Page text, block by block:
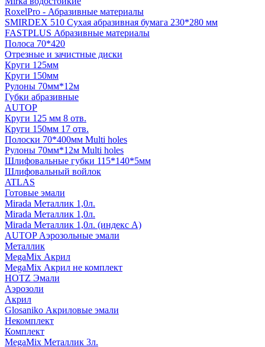
RoxelPro - Абразивные материалы
SMIRDEX 510 Сухая абразивная бумага 230*280 мм
FASTPLUS Абразивные материалы
Полоса 70*420
Отрезные и зачистные диски
Круги 125мм
Круги 150мм
Рулоны 70мм*12м
Губки абразивные
AUTOP
Круги 125 мм 8 отв.
Круги 150мм 17 отв.
Полоски 70*400мм Multi holes
Рулоны 70мм*12м Multi holes
Шлифовальные губки 115*140*5мм
Шлифовальный войлок
ATLAS
Готовые эмали
Mirada Металлик 1,0л.
Mirada Металлик 1,0л.
Mirada Металлик 1,0л. (индекс А)
AUTOP Аэрозольные эмали
Металлик
MegaMix Акрил
MegaMix Акрил не комплект
HOTZ Эмали
Аэрозоли
Акрил
Glosaniko Акриловые эмали
Некомплект
Комплект
MegaMix Металлик 3л.